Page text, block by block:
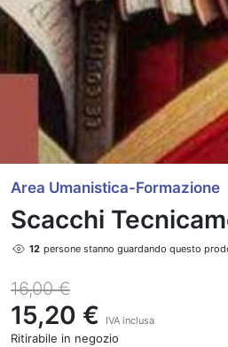
Area Umanistica-Formazione
Scacchi
12 persone stanno guardando questo
16,00 €
15,20 € IVA inclusa
Ritirabile in negozio